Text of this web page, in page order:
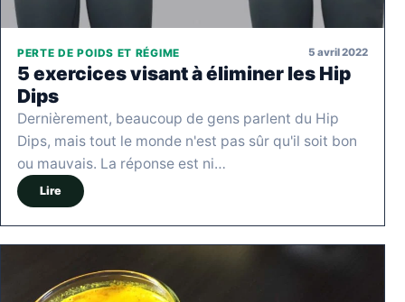
PERTE DE POIDS ET RÉGIME 5 avril 2022
5 exercices visant à éliminer les Hip
Dips
Dernièrement, beaucoup de gens parlent du Hip
Dips, mais tout le monde n'est pas sûr qu'il soit bon
ou mauvais. La réponse est ni…
Lire